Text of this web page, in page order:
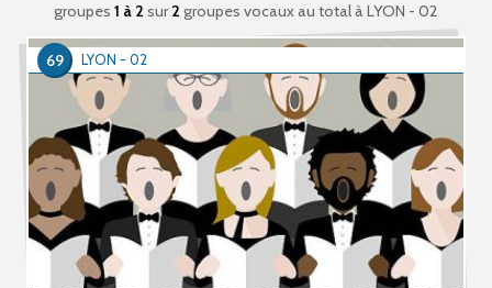
groupes 1 à 2 sur2 groupes vocaux au totalà LYON - 02
LYON - 02
69